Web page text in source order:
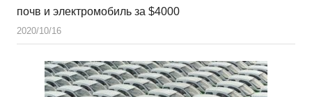
почв и электромобиль за $4000
2020/10/16